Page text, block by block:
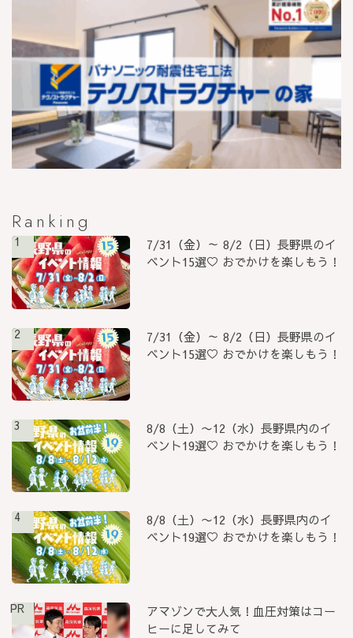
Ranking
1
7/31（金）～ 8/2（日）長野県のイ
ベント15選♡ おでかけを楽しもう！
2
7/31（金）～ 8/2（日）長野県のイ
ベント15選♡ おでかけを楽しもう！
3
8/8（土）〜12（水）長野県内のイ
ベント19選♡ おでかけを楽しもう！
4
8/8（土）〜12（水）長野県内のイ
ベント19選♡ おでかけを楽しもう！
PR
アマゾンで大人気！血圧対策はコー
ヒーに足してみて